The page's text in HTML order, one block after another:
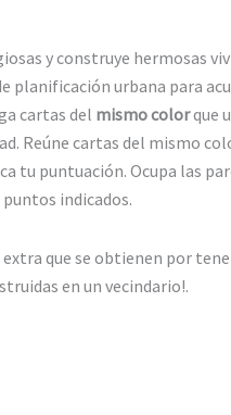
y construye hermosas
planificación urbana para
cartas del mismo colorque
Reúne cartas del mismo
tu puntuación. Ocupa las
indicados.
que se obtienen por
en un vecindario!.